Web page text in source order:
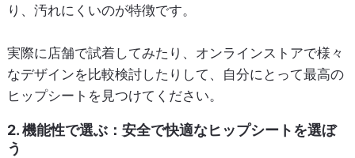
り、汚れにくいのが特徴です。
実際に店舗で試着してみたり、オンラインストアで様々
なデザインを比較検討したりして、自分にとって最高の
ヒップシートを見つけてください。
2. 機能性で選ぶ：安全で快適なヒップシートを選ぼ
う